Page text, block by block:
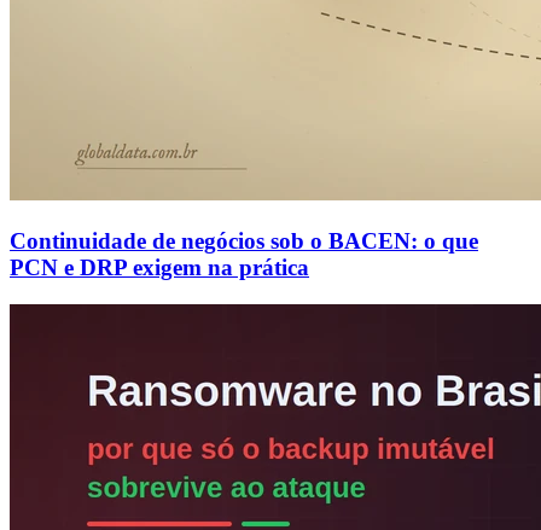
Continuidade de negócios sob o BACEN: o que
PCN e DRP exigem na prática